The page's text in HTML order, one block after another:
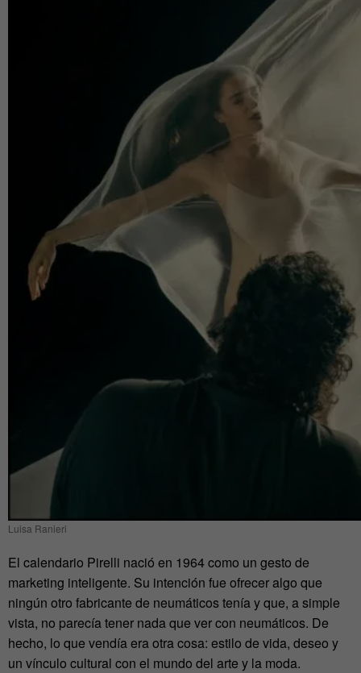
Luisa Ranieri
El calendario Pirelli nació en 1964 como un gesto de
marketing inteligente. Su intención fue ofrecer algo que
ningún otro fabricante de neumáticos tenía y que, a simple
vista, no parecía tener nada que ver con neumáticos. De
hecho, lo que vendía era otra cosa: estilo de vida, deseo y
un vínculo cultural con el mundo del arte y la moda.